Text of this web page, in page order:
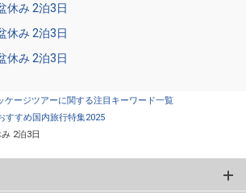
休み 2泊3日
休み 2泊3日
休み 2泊3日
ケージツアーに関する注目キーワード一覧
すすめ国内旅行特集2025
2泊3日